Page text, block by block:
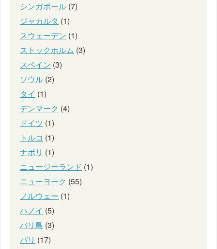
シンガポール (7)
ジャカルタ (1)
スウェーデン (1)
ストックホルム (3)
スペイン (3)
ソウル (2)
タイ (1)
デンマーク (4)
ドイツ (1)
トルコ (1)
ナポリ (1)
ニュージーランド (1)
ニューヨーク (55)
ノルウェー (1)
ハノイ (5)
バリ島 (3)
パリ (17)